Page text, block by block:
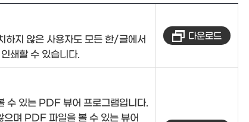
하지 않은 사용자도 모든 한/글에서
쇄할 수 있습니다.
다운로드
있는 PDF 뷰어 프로그램입니다.
으며 PDF 파일을 볼 수 있는 뷰어